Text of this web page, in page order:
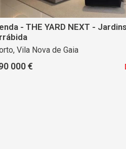
- THE YARD NEXT -
Vila Nova de Gaia
000 €